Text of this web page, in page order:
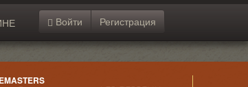
Войти Регистрация